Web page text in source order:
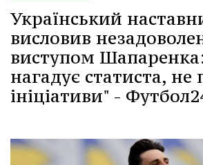
Український
висловив
виступом
нагадує статиста, не
ініціативи" -